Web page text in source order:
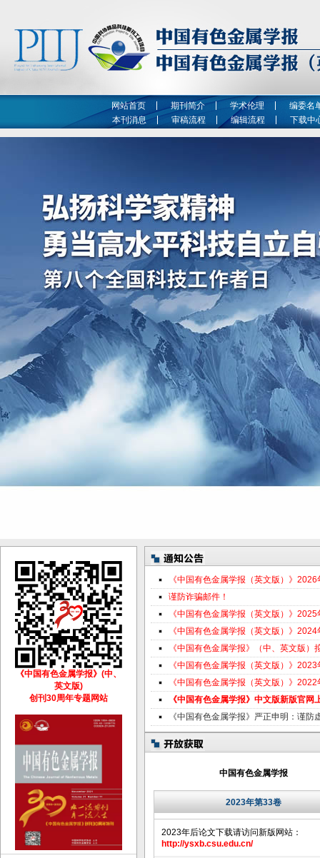
网站首页 期刊简介 学术伦理
编委名
本刊消息
审稿流程 编辑流程 下载中
《中国有色金属学报（英文版）》
谨防诈骗邮件！
《中国有色金属学报（英文版）》
《中国有色金属学报（英文版）》
《中国有色金属学报》（中、英文版
《中国有色金属学报（英文版）》
《中国有色金属学报（英文版）》
《中国有色金属学报》中文版新版官网
《中国有色金属学报》严正申明：谨防
中国有色金属学报
2023年第33卷
2023年后论文下载请访问新版网站：
http://ysxb.csu.edu.cn/
《中国有色金属学报》(中、
英文版)
创刊30周年专题网站